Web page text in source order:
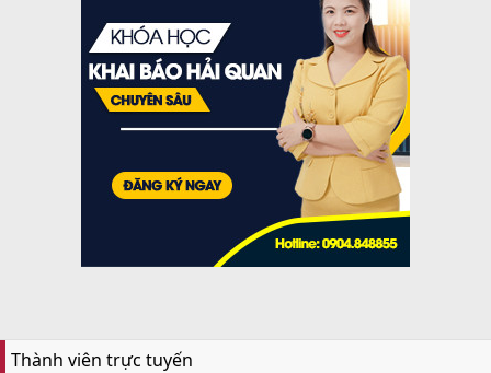
Thành viên trực tuyến